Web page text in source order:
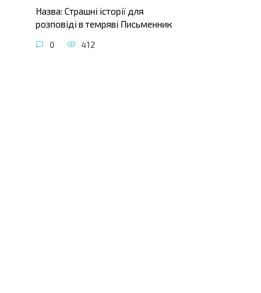
Назва: Страшні історії для
розповіді в темряві Письменник
0 412